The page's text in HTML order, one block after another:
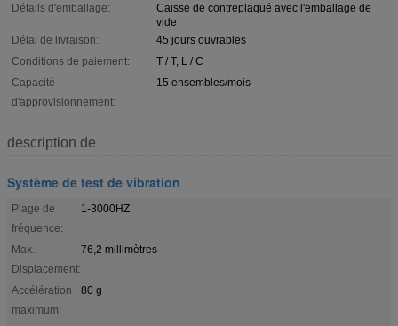
Détails d'emballage:
Caisse de contreplaqué avec l'emballage de
vide
Délai de livraison:
45 jours ouvrables
Conditions de paiement:
T / T, L / C
Capacité
d'approvisionnement:
15 ensembles/mois
description de
Système de test de vibration
Plage de
fréquence:
1-3000HZ
Max.
Displacement:
76,2 millimètres
Accélération
maximum:
80 g